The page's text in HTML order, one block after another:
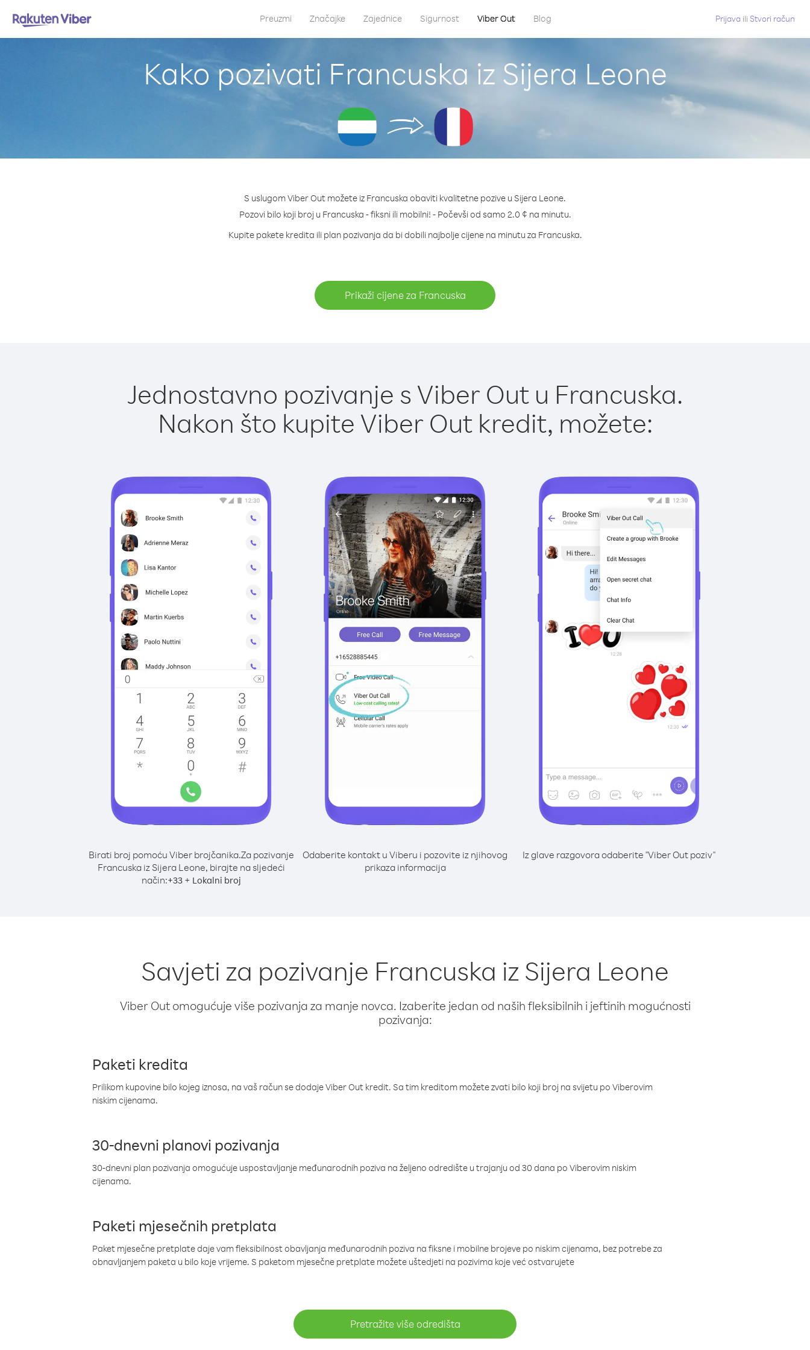
Preuzmi Značajke Zajednice Sigurnost Viber Out Blog Prijava ili Stvori račun
Kako pozivati Francuska iz Sijera Leone
S uslugom Viber Out možete iz Francuska obaviti kvalitetne pozive u Sijera Leone.
Pozovi bilo koji broj u Francuska - fiksni ili mobilni! - Počevši od samo 2.0 ¢ na minutu.
Kupite pakete kredita ili plan pozivanja da bi dobili najbolje cijene na minutu za Francuska.
Prikaži cijene za Francuska
Jednostavno pozivanje s Viber Out u Francuska.
Nakon što kupite Viber Out kredit, možete:
Birati broj pomoću Viber brojčanika.Za pozivanje
Francuska iz Sijera Leone, birajte na sljedeći
način:+33+ Lokalni broj
Odaberite kontakt u Viberu i pozovite iz njihovog
prikaza informacija
Iz glave razgovora odaberite "Viber Out poziv"
Savjeti za pozivanje Francuska iz Sijera Leone
Viber Out omogućuje više pozivanja za manje novca. Izaberite jedan od naših fleksibilnih i jeftinih mogućnosti
pozivanja:
Paketi kredita
Prilikom kupovine bilo kojeg iznosa, na vaš račun se dodaje Viber Out kredit. Sa tim kreditom možete zvati bilo koji broj na svijetu po Viberovim
niskim cijenama.
30-dnevni planovi pozivanja
30-dnevni plan pozivanja omogućuje uspostavljanje međunarodnih poziva na željeno odredište u trajanju od 30 dana po Viberovim niskim
cijenama.
Paketi mjesečnih pretplata
Paket mjesečne pretplate daje vam fleksibilnost obavljanja međunarodnih poziva na fiksne i mobilne brojeve po niskim cijenama, bez potrebe za
obnavljanjem paketa u bilo koje vrijeme. S paketom mjesečne pretplate možete uštedjeti na pozivima koje već ostvarujete
Pretražite više odredišta